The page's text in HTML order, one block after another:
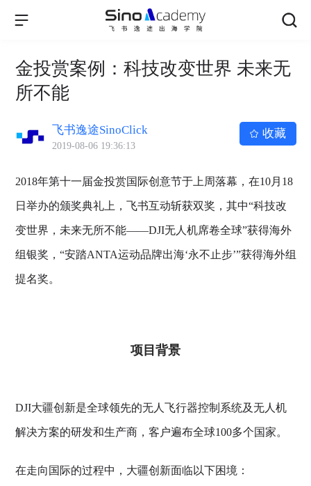
金投赏案例：科技改变世界 未来无
所不能
飞书逸途SinoClick
2019-08-06 19:36:13
收藏
2018年第十一届金投赏国际创意节于上周落幕，在10月18
日举办的颁奖典礼上，飞书互动斩获双奖，其中“科技改
变世界，未来无所不能——DJI无人机席卷全球”获得海外
组银奖，“安踏ANTA运动品牌出海‘永不止步’”获得海外组
提名奖。
项目背景
DJI大疆创新是全球领先的无人飞行器控制系统及无人机
解决方案的研发和生产商，客户遍布全球100多个国家。
在走向国际的过程中，大疆创新面临以下困境：